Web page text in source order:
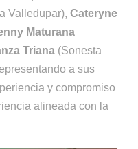
Valledupar), Cateryne
Maturana
Triana (Sonesta
a sus
y compromiso
alineada con la